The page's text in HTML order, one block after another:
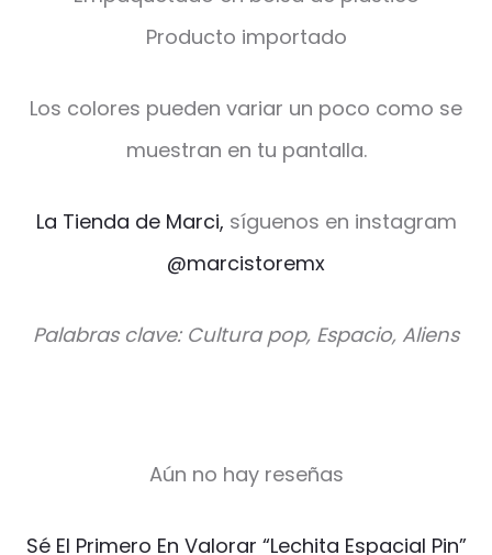
Producto importado
Los colores pueden variar un poco como se
muestran en tu pantalla.
La Tienda de Marci, síguenos en instagram
@marcistoremx
Palabras clave: Cultura pop, Espacio, Aliens
V
Aún no hay reseñas
Sé El Primero En Valorar “Lechita Espacial Pin”